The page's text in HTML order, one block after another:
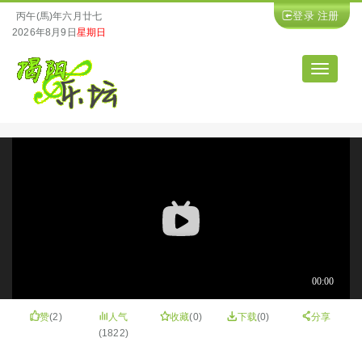
丙午(馬)年六月廿七
2026年8月9日星期日
登录 注册
导
航
赞(2)
人气
(1822)
收藏(0) 下载(0) 分享